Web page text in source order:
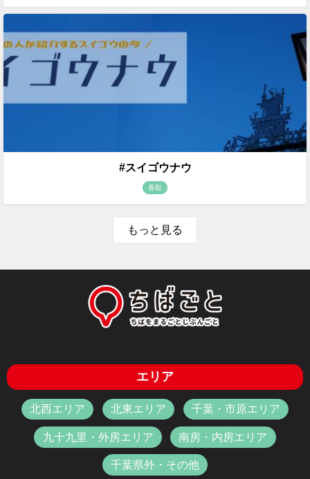
#スイゴウナウ
香取
もっと見る
エリア
北西エリア 北東エリア 千葉・市原エリア
九十九里・外房エリア 南房・内房エリア
千葉県外・その他